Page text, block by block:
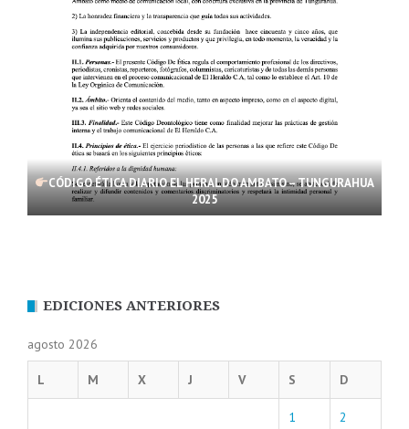
CÓDIGO ÉTICA DIARIO EL HERALDO AMBATO – TUNGURAHUA
2025
EDICIONES ANTERIORES
agosto 2026
L M X J V S D
1 2